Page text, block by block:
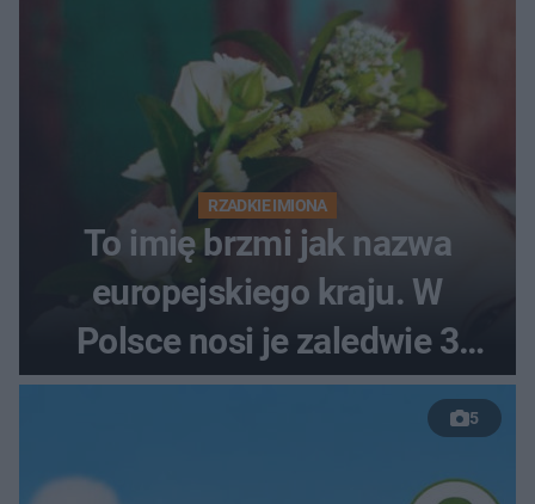
RZADKIE IMIONA
To imię brzmi jak nazwa
europejskiego kraju. W
Polsce nosi je zaledwie 3
kobiety
5